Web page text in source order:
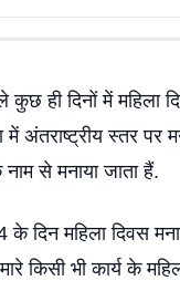
ही दिनों में महिला
अंतराष्ट्रीय स्तर पर
से मनाया जाता हैं.
दिन महिला दिवस
किसी भी कार्य के